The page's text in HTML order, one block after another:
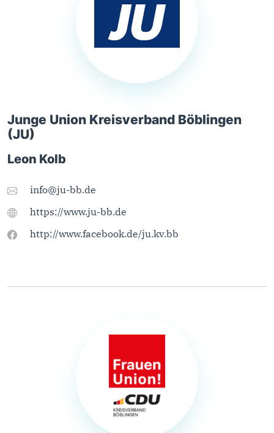
Junge Union Kreisverband Böblingen
(JU)
Leon Kolb
info@ju-bb.de
https://www.ju-bb.de
http://www.facebook.de/ju.kv.bb